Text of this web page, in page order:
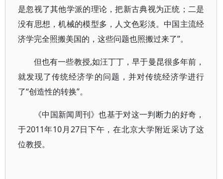
是忽视了其他学派的理论，把新古典视为正统；二是
没有思想，机械的模型多，人文色彩淡。中国主流经
济学完全照搬美国的，这些问题也照搬过来了”。
但也有一些教授,如汪丁丁，早于曼昆很多年前，
就发现了传统经济学的问题，并对传统经济学进行
了“创造性的转换”。
《中国新闻周刊》也基于对这一判断力的好奇，
于2011年10月27日下午，在北京大学附近采访了这
位教授。